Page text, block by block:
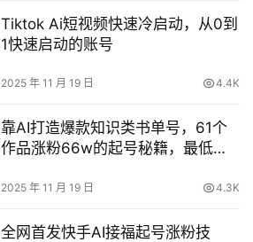
Tiktok Ai短视频快速冷启动，从0到
1快速启动的账号
2025 年 11 月 19 日 4.4K
靠AI打造爆款知识类书单号，61个
作品涨粉66w的起号秘籍，最低变
2025 年 11 月 19 日 4.3K
全网首发快手AI接福起号涨粉技